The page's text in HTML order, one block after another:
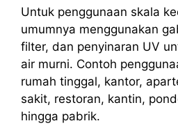
Untuk penggunaan skala
umumnya menggunakan
filter, dan penyinaran UV
air murni. Contoh
rumah tinggal, kantor,
sakit, restoran, kantin,
hingga pabrik.